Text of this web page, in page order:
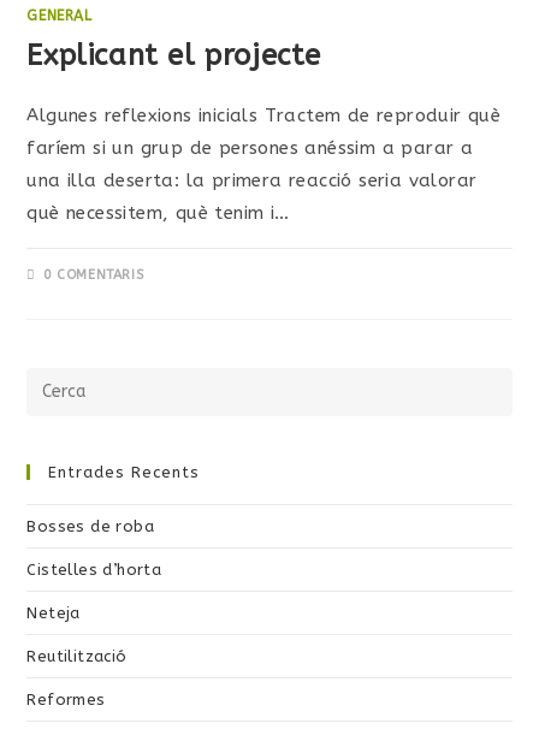
GENERAL
Explicant el projecte
Algunes reflexions inicials Tractem de reproduir què
faríem si un grup de persones anéssim a parar a
una illa deserta: la primera reacció seria valorar
què necessitem, què tenim i…
0 COMENTARIS
Entrades Recents
Bosses de roba
Cistelles d’horta
Neteja
Reutilització
Reformes